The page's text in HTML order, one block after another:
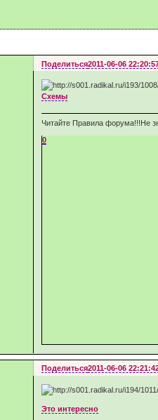
Поделиться2011-06-06
Схемы
Читайте Правила форума!!!Не
0
Поделиться2011-06-06
Это интересно